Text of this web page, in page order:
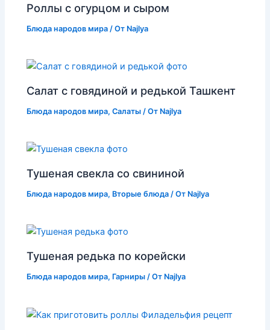
Роллы с огурцом и сыром
Блюда народов мира / От Najlya
Салат с говядиной и редькой Ташкент
Блюда народов мира,Салаты / От Najlya
Тушеная свекла со свининой
Блюда народов мира, Вторые блюда / От Najlya
Тушеная редька по корейски
Блюда народов мира, Гарниры / От Najlya